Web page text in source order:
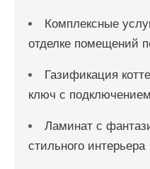
Комплексные
отделке помещений
Газификация
ключ с
Ламинат с
стильного интерьера